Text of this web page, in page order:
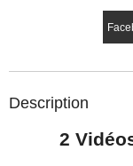
Description
2